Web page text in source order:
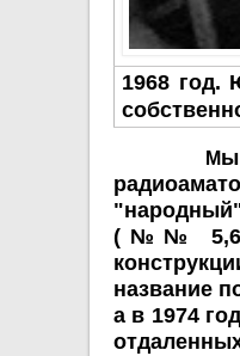
1968 год.
Мы
(№№ 5,6)
название
а в 1974